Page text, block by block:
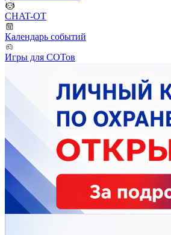
CHAT-OT
Календарь событий
Игры для СОТов